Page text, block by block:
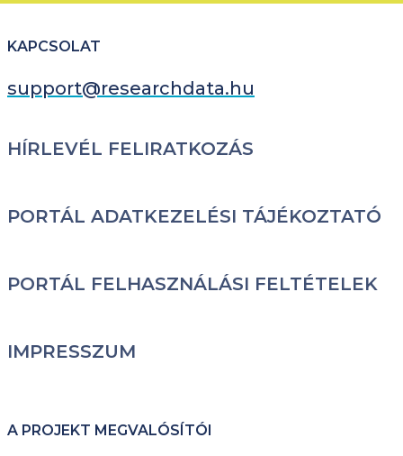
KAPCSOLAT
support@researchdata.hu
LÁBLÉC
HÍRLEVÉL FELIRATKOZÁS
PORTÁL ADATKEZELÉSI TÁJÉKOZTATÓ
PORTÁL FELHASZNÁLÁSI FELTÉTELEK
IMPRESSZUM
A PROJEKT MEGVALÓSÍTÓI